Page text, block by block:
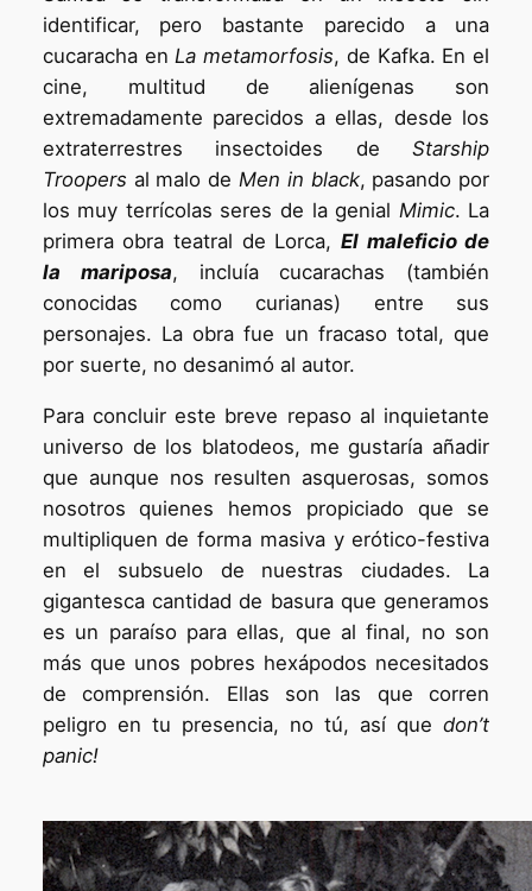
identificar, pero bastante parecido a una
cucaracha en La metamorfosis, de Kafka. En el
cine, multitud de alienígenas son
extremadamente parecidos a ellas, desde los
extraterrestres insectoides deStarship
Troopers al malo de Men in black, pasando por
los muy terrícolas seres de la genial Mimic. La
primera obra teatral de Lorca, El maleficio de
la mariposa, incluía cucarachas (también
conocidas como curianas) entre sus
personajes. La obra fue un fracaso total, que
por suerte, no desanimó al autor.
Para concluir este breve repaso al inquietante
universo de los blatodeos, me gustaría añadir
que aunque nos resulten asquerosas, somos
nosotros quienes hemos propiciado que se
multipliquen de forma masiva y erótico-festiva
en el subsuelo de nuestras ciudades. La
gigantesca cantidad de basura que generamos
es un paraíso para ellas, que al final, no son
más que unos pobres hexápodos necesitados
de comprensión. Ellas son las que corren
peligro en tu presencia, no tú, así quedon’t
panic!